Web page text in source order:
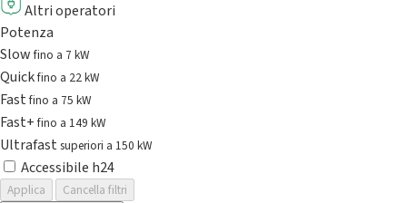
Altri operatori
Potenza
Slowfino a 7 kW
Quickfino a 22 kW
Fastfino a 75 kW
Fast+fino a 149 kW
Ultrafast superiori a 150 kW
Accessibile h24
Applica
Cancella filtri